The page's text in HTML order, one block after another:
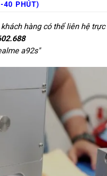
40 PHÚT)
hàng có thể liên hệ
a92s"